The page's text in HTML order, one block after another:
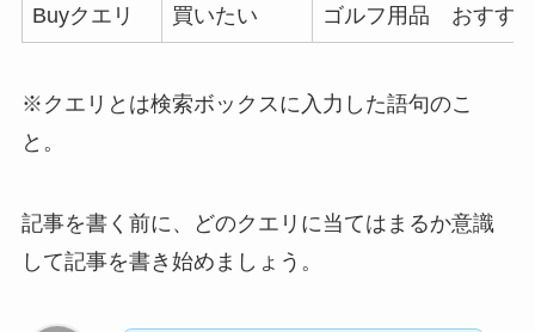
Buyクエリ 買いたい ゴルフ用品 おすす
※クエリとは検索ボックスに入力した語句のこ
と。
記事を書く前に、どのクエリに当てはまるか意識
して記事を書き始めましょう。